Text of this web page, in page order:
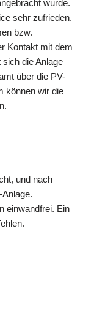
wurde.
sehr zufrieden.
bzw.
Kontakt mit dem
die Anlage
über die PV-
können wir die
und nach
einwandfrei. Ein